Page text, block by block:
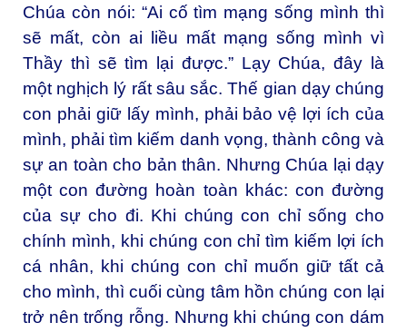
Chúa còn nói: “Ai cố tìm mạng sống mình thì
sẽ mất, còn ai liều mất mạng sống mình vì
Thầy thì sẽ tìm lại được.” Lạy Chúa, đây là
một nghịch lý rất sâu sắc. Thế gian dạy chúng
con phải giữ lấy mình, phải bảo vệ lợi ích của
mình, phải tìm kiếm danh vọng, thành công và
sự an toàn cho bản thân. Nhưng Chúa lại dạy
một con đường hoàn toàn khác: con đường
của sự cho đi. Khi chúng con chỉ sống cho
chính mình, khi chúng con chỉ tìm kiếm lợi ích
cá nhân, khi chúng con chỉ muốn giữ tất cả
cho mình, thì cuối cùng tâm hồn chúng con lại
trở nên trống rỗng. Nhưng khi chúng con dám